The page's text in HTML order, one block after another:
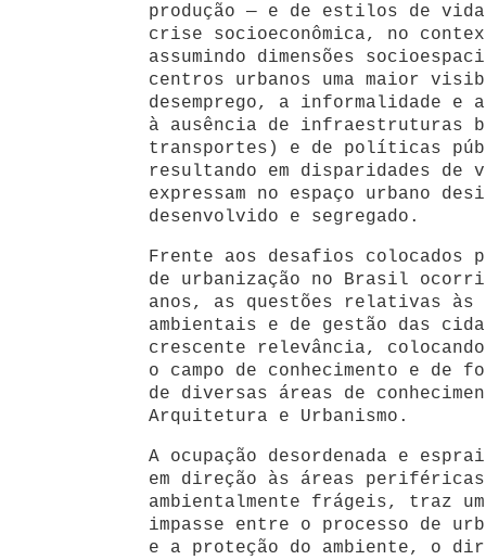
produção — e de estilos de
crise socioeconômica, no
assumindo dimensões
centros urbanos uma maior
desemprego, a informalidade e
à ausência de infraestruturas
transportes) e de políticas
resultando em disparidades de
expressam no espaço urbano
desenvolvido e segregado.
Frente aos desafios colocados
de urbanização no Brasil
anos, as questões relativas
ambientais e de gestão das
crescente relevância,
o campo de conhecimento e de
de diversas áreas de
Arquitetura e Urbanismo.
A ocupação desordenada e
em direção às áreas
ambientalmente frágeis, traz
impasse entre o processo de
e a proteção do ambiente, o